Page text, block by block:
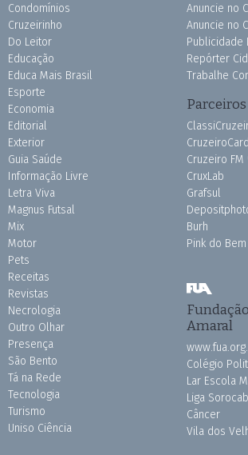
Condomínios
Cruzeirinho
Do Leitor
Educação
Educa Mais Brasil
Esporte
Economia
Editorial
Exterior
Guia Saúde
Informação Livre
Letra Viva
Magnus Futsal
Mix
Motor
Pets
Receitas
Revistas
Necrologia
Outro Olhar
Presença
São Bento
Tá na Rede
Tecnologia
Turismo
Uniso Ciência
Anuncie no
Anuncie no
Publicidade
Repórter
Trabalhe
Parceiros
CruzeiroCard
Cruzeiro FM
CruxLab
Grafsul
Burh
Pink do Bem
Amaral
Colégio
Lar Escola
Liga
Câncer
Vila dos